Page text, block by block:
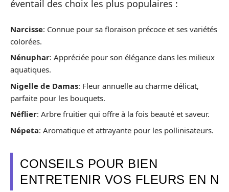
éventail des choix les plus populaires :
Narcisse: Connue pour sa floraison précoce et ses variétés
colorées.
Nénuphar: Appréciée pour son élégance dans les milieux
aquatiques.
Nigelle de Damas: Fleur annuelle au charme délicat,
parfaite pour les bouquets.
Néflier: Arbre fruitier qui offre à la fois beauté et saveur.
Népeta: Aromatique et attrayante pour les pollinisateurs.
CONSEILS POUR BIEN
ENTRETENIR VOS FLEURS EN N